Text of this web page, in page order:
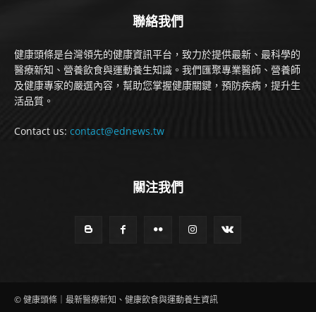
聯絡我們
健康頭條是台灣領先的健康資訊平台，致力於提供最新、最科學的
醫療新知、營養飲食與運動養生知識。我們匯聚專業醫師、營養師
及健康專家的嚴選內容，幫助您掌握健康關鍵，預防疾病，提升生
活品質。
Contact us: contact@ednews.tw
關注我們
© 健康頭條｜最新醫療新知、健康飲食與運動養生資訊